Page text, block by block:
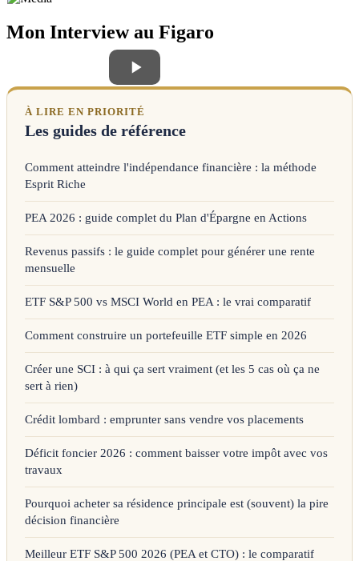
Mon Interview au Figaro
À LIRE EN PRIORITÉ
Les guides de référence
Comment atteindre l'indépendance financière : la méthode
Esprit Riche
PEA 2026 : guide complet du Plan d'Épargne en Actions
Revenus passifs : le guide complet pour générer une rente
mensuelle
ETF S&P 500 vs MSCI World en PEA : le vrai comparatif
Comment construire un portefeuille ETF simple en 2026
Créer une SCI : à qui ça sert vraiment (et les 5 cas où ça ne
sert à rien)
Crédit lombard : emprunter sans vendre vos placements
Déficit foncier 2026 : comment baisser votre impôt avec vos
travaux
Pourquoi acheter sa résidence principale est (souvent) la pire
décision financière
Meilleur ETF S&P 500 2026 (PEA et CTO) : le comparatif